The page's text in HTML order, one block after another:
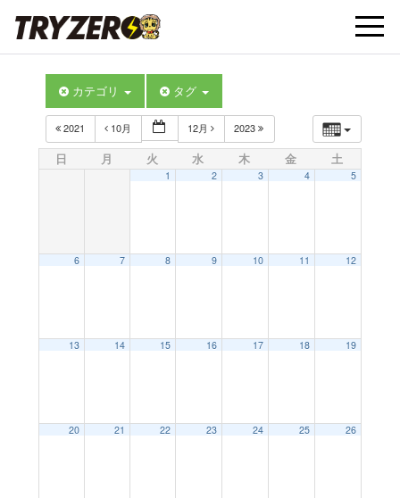
t
カテゴリ タグ
2021 10月 12月 2023
日 月 火 水 木 金 土
1 2 3 4 5
6 7 8 9 10 11 12
13 14 15 16 17 18 19
20 21 22 23 24 25 26